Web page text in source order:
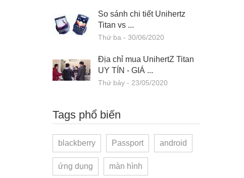
So sánh chi tiết Unihertz
Titan vs ...
Thứ ba - 30/06/2020
Địa chỉ mua UnihertZ Titan
UY TÍN - GIÁ ...
Thứ bảy - 23/05/2020
Tags phổ biến
blackberry Passport android
ứng dụng màn hình